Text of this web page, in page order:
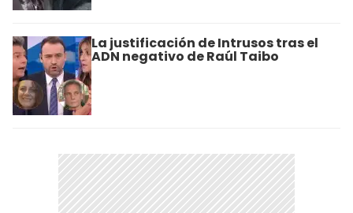
La justificación de Intrusos tras el
ADN negativo de Raúl Taibo